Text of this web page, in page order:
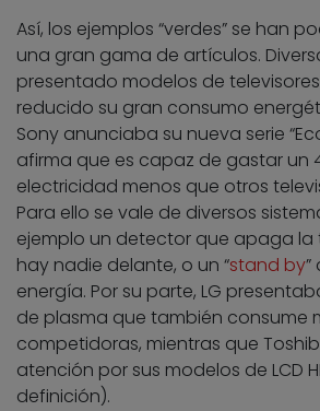
Así, los ejemplos “verdes” se han
una gran gama de artículos.
presentado modelos de
reducido su gran consumo
Sony anunciaba su nueva serie
afirma que es capaz de gastar un
electricidad menos que otros
Para ello se vale de diversos
ejemplo un detector que apaga la
hay nadie delante, o un “stand by
energía. Por su parte, LG
de plasma que también consume
competidoras, mientras que
atención por sus modelos de LCD
definición).